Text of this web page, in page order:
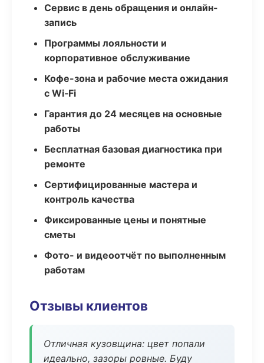
Сервис в день обращения и онлайн-
запись
Программы лояльности и
корпоративное обслуживание
Кофе-зона и рабочие места ожидания
с Wi‑Fi
Гарантия до 24 месяцев на основные
работы
Бесплатная базовая диагностика при
ремонте
Сертифицированные мастера и
контроль качества
Фиксированные цены и понятные
сметы
Фото- и видеоотчёт по выполненным
работам
Отзывы клиентов
Отличная кузовщина: цвет попали
идеально, зазоры ровные. Буду